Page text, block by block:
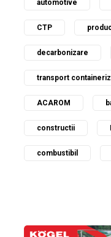
automotive
CTP
decarbonizare
transport
ACAROM
constructii
combustibil